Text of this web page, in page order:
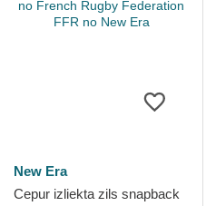
New Era
Cepur izliekta zils snapback